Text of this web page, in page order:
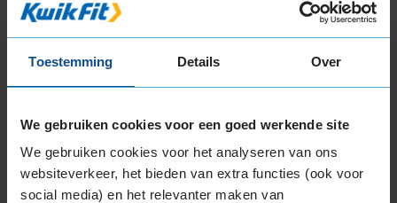
Toestemming Details Over
We gebruiken cookies voor een goed werkende site
We gebruiken cookies voor het analyseren van ons
websiteverkeer, het bieden van extra functies (ook voor
social media) en het relevanter maken van
3
Beschikbare bandenmaten
205/50R17 93H EXTRALOAD
205/50R17 93V EXTRALOAD